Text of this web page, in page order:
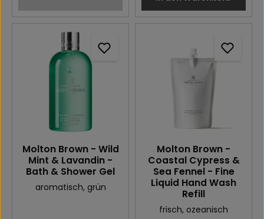
Molton Brown - Wild
Mint & Lavandin -
Bath & Shower Gel
aromatisch, grün
Molton Brown -
Coastal Cypress &
Sea Fennel - Fine
Liquid Hand Wash
Refill
frisch, ozeanisch